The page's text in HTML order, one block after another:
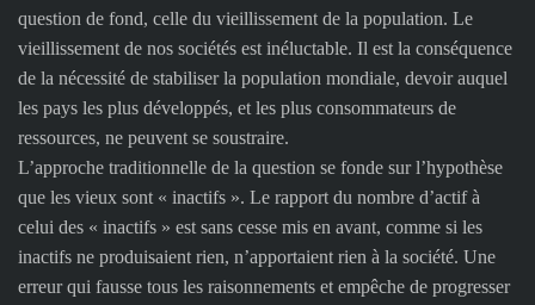
question de fond, celle du vieillissement de la population. Le
vieillissement de nos sociétés est inéluctable. Il est la conséquence
de la nécessité de stabiliser la population mondiale, devoir auquel
les pays les plus développés, et les plus consommateurs de
ressources, ne peuvent se soustraire.
L’approche traditionnelle de la question se fonde sur l’hypothèse
que les vieux sont « inactifs ». Le rapport du nombre d’actif à
celui des « inactifs » est sans cesse mis en avant, comme si les
inactifs ne produisaient rien, n’apportaient rien à la société. Une
erreur qui fausse tous les raisonnements et empêche de progresser